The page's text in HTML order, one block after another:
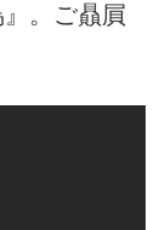
。ご贔屓